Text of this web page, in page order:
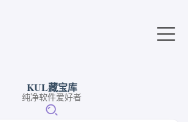
KUL藏宝库
纯净软件爱好者